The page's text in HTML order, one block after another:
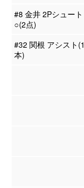
#8 金井 2Pシュート
○(2点)
#32 関根 アシスト(1
本)